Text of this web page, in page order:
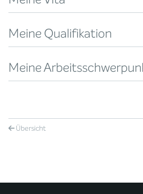
Meine Qualifikation
Meine
Übersicht